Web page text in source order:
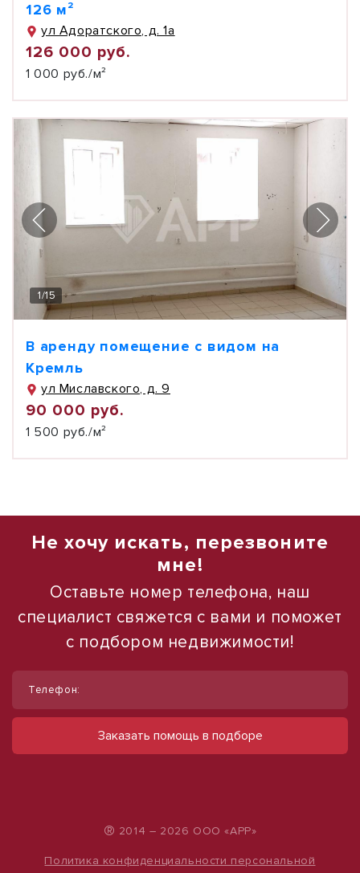
126 м²
ул Адоратского, д. 1а
126 000 руб.
1 000 руб./м²
1/15
В аренду помещение с видом на
Кремль
ул Миславского, д. 9
90 000 руб.
1 500 руб./м²
Не хочу искать, перезвоните
мне!
Оставьте номер телефона, наш
специалист свяжется с вами и поможет
с подбором недвижимости!
Телефон:
Заказать помощь в подборе
® 2014 – 2026 ООО «АРР»
Политика конфиденциальности персональной